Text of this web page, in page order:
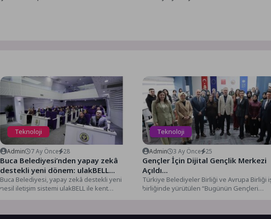
Teknoloji
Admin 7 Ay Önce 28
Buca Belediyesi’nden yapay zekâ
destekli yeni dönem: ulakBELL
hizmete girdi
Buca Belediyesi, yapay zekâ destekli yeni
nesil iletişim sistemi ulakBELL ile kent
Teknoloji
Admin 3 Ay Önce 25
Gençler İçin Dijital Gençlik Merkezi
Açıldı…
Türkiye Belediyeler Birliği ve Avrupa Birliği
birliğinde yürütülen “Bugünün Gençleri